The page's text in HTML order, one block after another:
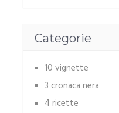
Categorie
10 vignette
3 cronaca nera
4 ricette